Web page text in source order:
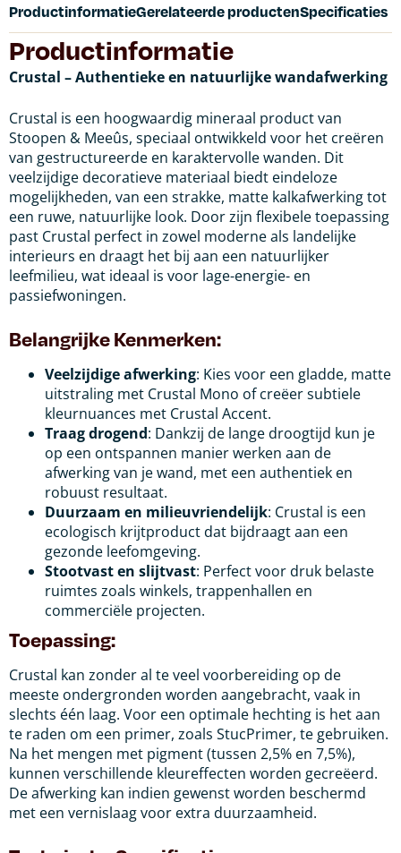
ProductinformatieGerelateerde productenSpecificaties
Productinformatie
Crustal – Authentieke en natuurlijke wandafwerking
Crustal is een hoogwaardig mineraal product van
Stoopen & Meeûs, speciaal ontwikkeld voor het creëren
van gestructureerde en karaktervolle wanden. Dit
veelzijdige decoratieve materiaal biedt eindeloze
mogelijkheden, van een strakke, matte kalkafwerking tot
een ruwe, natuurlijke look. Door zijn flexibele toepassing
past Crustal perfect in zowel moderne als landelijke
interieurs en draagt het bij aan een natuurlijker
leefmilieu, wat ideaal is voor lage-energie- en
passiefwoningen.
Belangrijke Kenmerken:
Veelzijdige afwerking: Kies voor een gladde, matte
uitstraling met Crustal Mono of creëer subtiele
kleurnuances met Crustal Accent.
Traag drogend: Dankzij de lange droogtijd kun je
op een ontspannen manier werken aan de
afwerking van je wand, met een authentiek en
robuust resultaat.
Duurzaam en milieuvriendelijk: Crustal is een
ecologisch krijtproduct dat bijdraagt aan een
gezonde leefomgeving.
Stootvast en slijtvast: Perfect voor druk belaste
ruimtes zoals winkels, trappenhallen en
commerciële projecten.
Toepassing:
Crustal kan zonder al te veel voorbereiding op de
meeste ondergronden worden aangebracht, vaak in
slechts één laag. Voor een optimale hechting is het aan
te raden om een primer, zoals StucPrimer, te gebruiken.
Na het mengen met pigment (tussen 2,5% en 7,5%),
kunnen verschillende kleureffecten worden gecreëerd.
De afwerking kan indien gewenst worden beschermd
met een vernislaag voor extra duurzaamheid.